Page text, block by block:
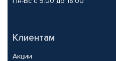
Клиентам
Акции